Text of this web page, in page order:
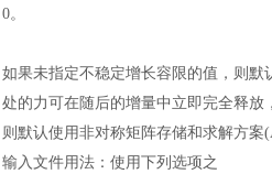
0。
如果未指定不稳定增长容限的值，则
处的力可在随后的增量中立即完全释
则默认使用非对称矩阵存储和求解方案(
输入文件用法 ： 使用下列选项之